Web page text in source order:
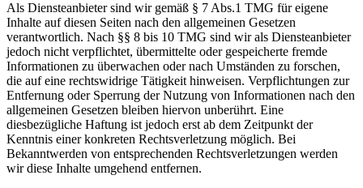
Als Diensteanbieter sind wir gemäß § 7 Abs.1 TMG für eigene
Inhalte auf diesen Seiten nach den allgemeinen Gesetzen
verantwortlich. Nach §§ 8 bis 10 TMG sind wir als Diensteanbieter
jedoch nicht verpflichtet, übermittelte oder gespeicherte fremde
Informationen zu überwachen oder nach Umständen zu forschen,
die auf eine rechtswidrige Tätigkeit hinweisen. Verpflichtungen zur
Entfernung oder Sperrung der Nutzung von Informationen nach den
allgemeinen Gesetzen bleiben hiervon unberührt. Eine
diesbezügliche Haftung ist jedoch erst ab dem Zeitpunkt der
Kenntnis einer konkreten Rechtsverletzung möglich. Bei
Bekanntwerden von entsprechenden Rechtsverletzungen werden
wir diese Inhalte umgehend entfernen.